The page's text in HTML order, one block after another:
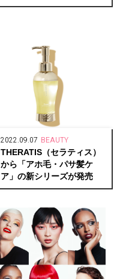
ットが発売
2022.09.07 BEAUTY
THERATIS（セラティス）
から「アホ毛・パサ髪ケ
ア」の新シリーズが発売